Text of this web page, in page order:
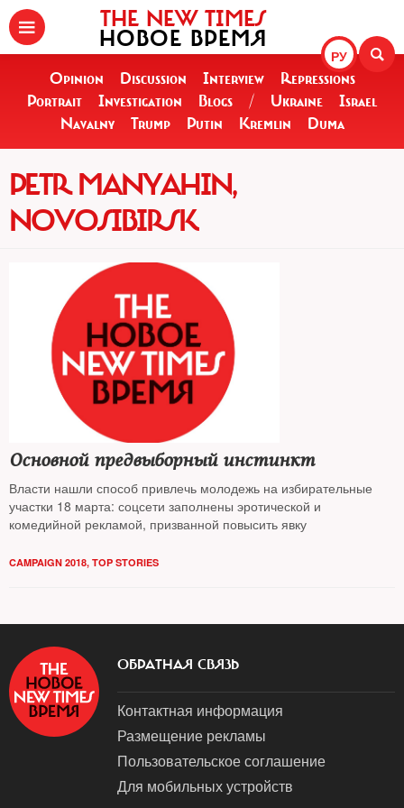
РУ
THE NEW TIMES
НОВОЕ ВРЕМЯ
Opinion Discussion Interview
Repressions
Portrait
Investigation Blogs / Ukraine
Israel
Navalny
Trump Putin Kremlin Duma
PETR MANYAHIN,
NOVOSIBIRSK
Основной предвыборный инстинкт
Власти нашли способ привлечь молодежь на избирательные
участки 18 марта: соцсети заполнены эротической и
комедийной рекламой, призванной повысить явку
CAMPAIGN 2018, TOP STORIES
ОБРАТНАЯ СВЯЗЬ
Контактная информация
Размещение рекламы
Пользовательское соглашение
Для мобильных устройств